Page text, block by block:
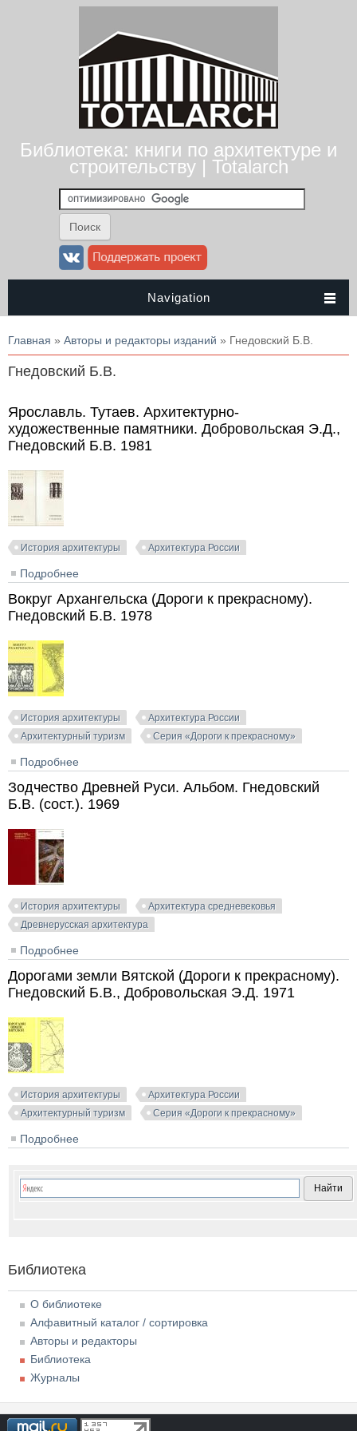
Библиотека: книги по архитектуре и
строительству | Totalarch
Navigation
Вы здесь
Главная » Авторы и редакторы изданий » Гнедовский Б.В.
Гнедовский Б.В.
Ярославль. Тутаев. Архитектурно-
художественные памятники. Добровольская Э.Д.,
Гнедовский Б.В. 1981
История архитектуры Архитектура России
Подробнее
1981
Вокруг Архангельска (Дороги к прекрасному).
Гнедовский Б.В. 1978
История архитектуры
Архитектура России
Архитектурный туризм
Серия «Дороги к прекрасному»
Подробнее
Гнедовский Б.В. 1978
Зодчество Древней Руси. Альбом. Гнедовский
Б.В. (сост.). 1969
История архитектуры
Архитектура средневековья
Древнерусская архитектура
Подробнее
Дорогами земли Вятской (Дороги к прекрасному).
Гнедовский Б.В., Добровольская Э.Д. 1971
История архитектуры
Архитектура России
Архитектурный туризм
Серия «Дороги к прекрасному»
Подробнее
Библиотека
О библиотеке
Алфавитный каталог / сортировка
Авторы и редакторы
Библиотека
Журналы